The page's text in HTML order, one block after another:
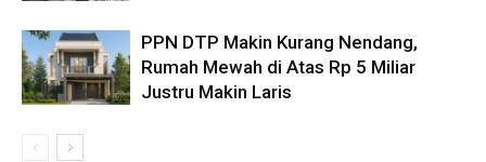
PPN DTP Makin Kurang Nendang,
Rumah Mewah di Atas Rp 5 Miliar
Justru Makin Laris